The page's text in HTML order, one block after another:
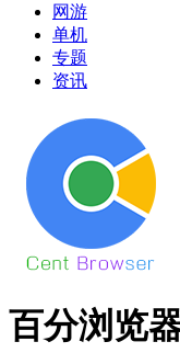
网游
单机
专题
资讯
百分浏览